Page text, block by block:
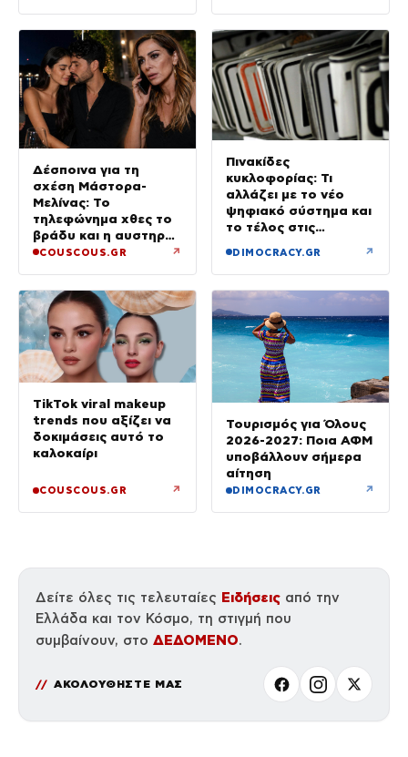
Δέσποινα για τη
σχέση Μάστορα-
Μελίνας: Το
τηλεφώνημα χθες το
βράδυ και η αυστηρή
προειδοποίηση
COUSCOUS.GR ↗
Πινακίδες
κυκλοφορίας: Τι
αλλάζει με το νέο
ψηφιακό σύστημα και
το τέλος στις
DIMOCRACY.GR ↗
TikTok viral makeup
trends που αξίζει να
δοκιμάσεις αυτό το
καλοκαίρι
COUSCOUS.GR ↗
Τουρισμός για Όλους
2026-2027: Ποια ΑΦΜ
υποβάλλουν σήμερα
αίτηση
DIMOCRACY.GR ↗
Δείτε όλες τις τελευταίες Ειδήσεις από την
Ελλάδα και τον Κόσμο, τη στιγμή που
συμβαίνουν, στο ΔΕΔΟΜΕΝΟ.
ΑΚΟΛΟΥΘΗΣΤΕ ΜΑΣ